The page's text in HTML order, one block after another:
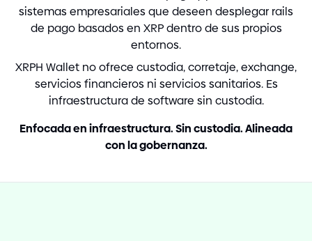
sistemas empresariales que deseen desplegar rails
de pago basados en XRP dentro de sus propios
entornos.
XRPH Wallet no ofrece custodia, corretaje, exchange,
servicios financieros ni servicios sanitarios. Es
infraestructura de software sin custodia.
Enfocada en infraestructura. Sin custodia. Alineada
con la gobernanza.